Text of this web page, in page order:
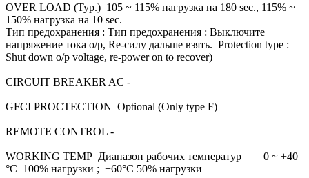
OVER LOAD (Typ.) 105 ~ 115% нагрузка на 180 sec., 115% ~
150% нагрузка на 10 sec.
Тип предохранения : Тип предохранения : Выключите
напряжение тока o/p, Re-силу дальше взять. Protection type :
Shut down o/p voltage, re-power on to recover)
CIRCUIT BREAKER AC -
GFCI PROCTECTION Optional (Only type F)
REMOTE CONTROL -
WORKING TEMP Диапазон рабочих температур 0 ~ +40
°C 100% нагрузки ; +60°C 50% нагрузки